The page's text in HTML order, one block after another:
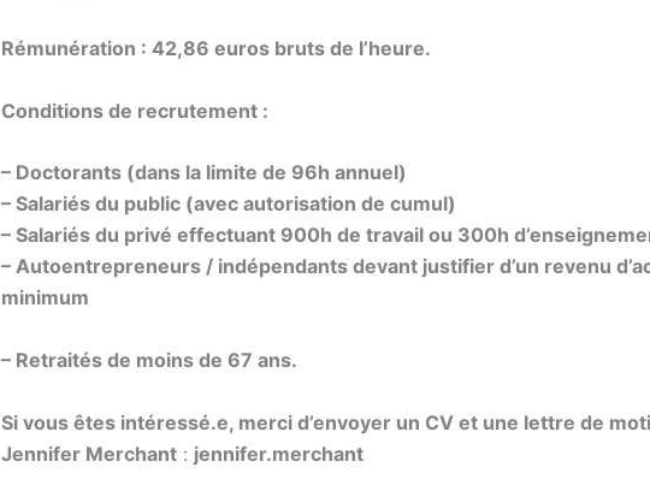
Rémunération : 42,86 euros bruts de l’heure.
Conditions de recrutement :
– Doctorants (dans la limite de 96h annuel)
– Salariés du public (avec autorisation de cumul)
– Salariés du privé effectuant 900h de travail ou 300h
– Autoentrepreneurs / indépendants devant justifier d’un revenu
minimum
– Retraités de moins de 67 ans.
Si vous êtes intéressé.e, merci d’envoyer un CV et une lettre de
Jennifer Merchant : jennifer.merchant